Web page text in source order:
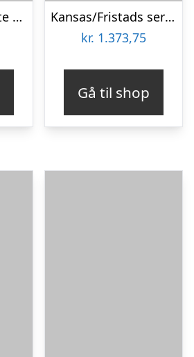
Mascot Accelerate damebukser pearl fit (Grøn, 36)
Kansas/Fristads service denim stretch bukser – dame (Indigo, 46)
kr. 1.373,75
Gå til shop